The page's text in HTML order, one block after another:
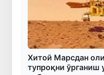
Хитой Марсдан
тупроқни ўрганиш